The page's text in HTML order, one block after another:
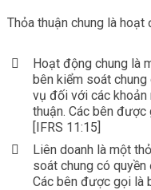
Thỏa thuận chung là hoạt
Hoạt động chung là
bên kiểm soát
vụ đối với các khoản
thuận. Các bên
[IFRS 11:15]
Liên doanh là một
soát chung có
Các bên được gọi là